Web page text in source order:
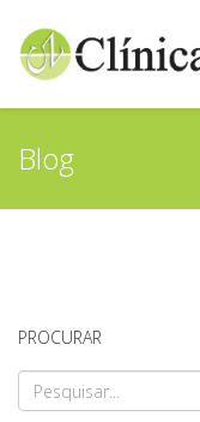
Blog
PROCURAR